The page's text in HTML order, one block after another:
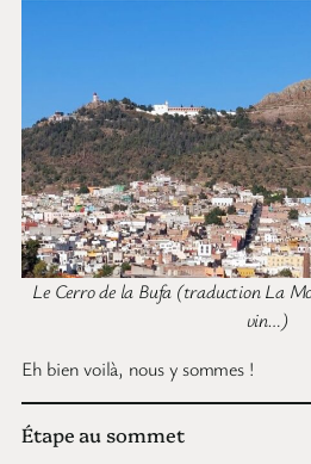
Le Cerro de la Bufa (traduction La
vin…)
Eh bien voilà, nous y sommes !
Étape au sommet